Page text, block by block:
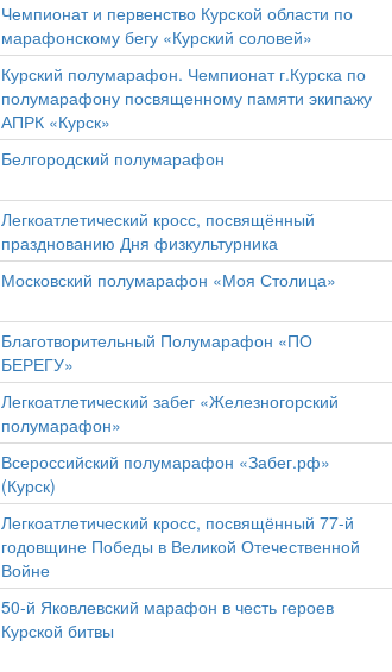
Чемпионат и первенство Курской области по
марафонскому бегу «Курский соловей»
Курский полумарафон. Чемпионат г.Курска по
полумарафону посвященному памяти экипажу
АПРК «Курск»
Белгородский полумарафон
Легкоатлетический кросс, посвящённый
празднованию Дня физкультурника
Московский полумарафон «Моя Столица»
Благотворительный Полумарафон «ПО
БЕРЕГУ»
Легкоатлетический забег «Железногорский
полумарафон»
Всероссийский полумарафон «Забег.рф»
(Курск)
Легкоатлетический кросс, посвящённый 77-й
годовщине Победы в Великой Отечественной
Войне
50-й Яковлевский марафон в честь героев
Курской битвы